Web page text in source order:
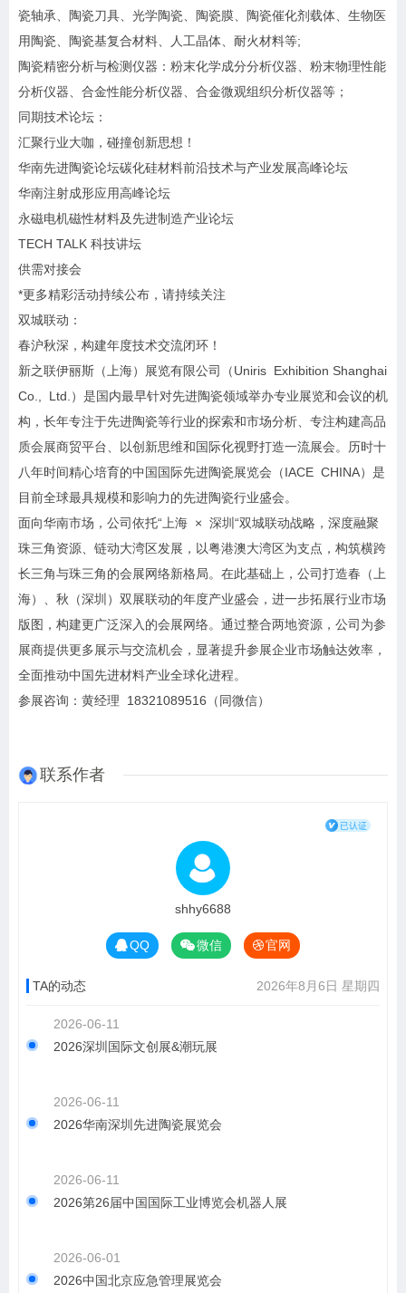
瓷轴承、陶瓷刀具、光学陶瓷、陶瓷膜、陶瓷催化剂载体、生物医
用陶瓷、陶瓷基复合材料、人工晶体、耐火材料等;
陶瓷精密分析与检测仪器：粉末化学成分分析仪器、粉末物理性能
分析仪器、合金性能分析仪器、合金微观组织分析仪器等；
同期技术论坛：
汇聚行业大咖，碰撞创新思想！
华南先进陶瓷论坛碳化硅材料前沿技术与产业发展高峰论坛
华南注射成形应用高峰论坛
永磁电机磁性材料及先进制造产业论坛
TECH TALK 科技讲坛
供需对接会
*更多精彩活动持续公布，请持续关注
双城联动：
春沪秋深，构建年度技术交流闭环！
新之联伊丽斯（上海）展览有限公司（Uniris Exhibition Shanghai
Co., Ltd.）是国内最早针对先进陶瓷领域举办专业展览和会议的机
构，长年专注于先进陶瓷等行业的探索和市场分析、专注构建高品
质会展商贸平台、以创新思维和国际化视野打造一流展会。历时十
八年时间精心培育的中国国际先进陶瓷展览会（IACE CHINA）是
目前全球最具规模和影响力的先进陶瓷行业盛会。
面向华南市场，公司依托“上海 × 深圳“双城联动战略，深度融聚
珠三角资源、链动大湾区发展，以粤港澳大湾区为支点，构筑横跨
长三角与珠三角的会展网络新格局。在此基础上，公司打造春（上
海）、秋（深圳）双展联动的年度产业盛会，进一步拓展行业市场
版图，构建更广泛深入的会展网络。通过整合两地资源，公司为参
展商提供更多展示与交流机会，显著提升参展企业市场触达效率，
全面推动中国先进材料产业全球化进程。
参展咨询：黄经理 18321089516（同微信）
联系作者
shhy6688
QQ 微信 官网
TA的动态 2026年8月6日 星期四
2026-06-11
2026深圳国际文创展&潮玩展
2026-06-11
2026华南深圳先进陶瓷展览会
2026-06-11
2026第26届中国国际工业博览会机器人展
2026-06-01
2026中国北京应急管理展览会